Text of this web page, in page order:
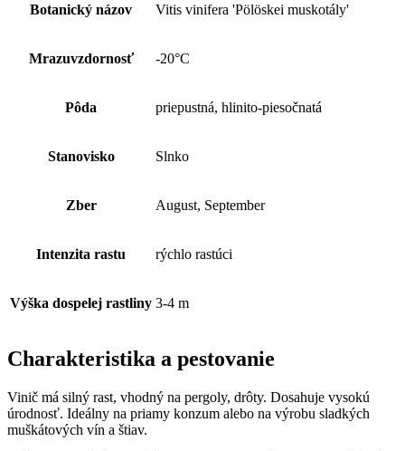
Botanický názov Vitis vinifera 'Pölöskei muskotály'
Mrazuvzdornosť -20°C
Pôda priepustná, hlinito-piesočnatá
Stanovisko Slnko
Zber August, September
Intenzita rastu rýchlo rastúci
Výška dospelej rastliny 3-4 m
Charakteristika a pestovanie
Vinič má silný rast, vhodný na pergoly, drôty. Dosahuje vysokú
úrodnosť. Ideálny na priamy konzum alebo na výrobu sladkých
muškátových vín a štiav.